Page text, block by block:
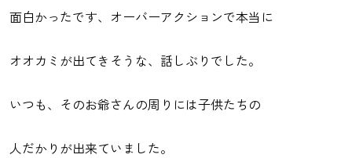
面白かったです、オーバーアクションで本当に
オオカミが出てきそうな、話しぶりでした。
いつも、そのお爺さんの周りには子供たちの
人だかりが出来ていました。